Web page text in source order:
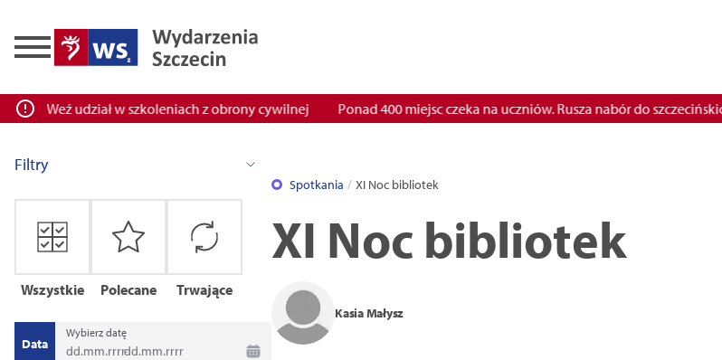
Weź udział w szkoleniach z obrony cywilnej Ponad 400 miejsc czeka na uczniów. Rusza nabór do szczecińskich
Filtry
Wszystkie Polecane Trwające
Data
Wybierz datę
dd.mm.rrrr-dd.mm.rrrr
Spotkania XI Noc bibliotek
XI Noc bibliotek
Kasia Małysz